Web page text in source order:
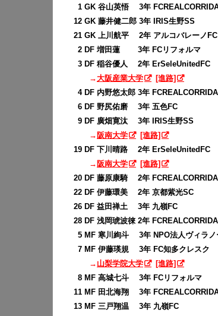
1 GK 谷山英悟 3年
12 GK 藤井健二郎 3年 IRIS生野SS
21 GK 上川航平 2年 アルコバレーノFC
2 DF 増田蓮 3年 FCリフォルマ
3 DF 稲谷優人 2年 ErSeleUnitedFC
→大阪産業大学
[進路]
4 DF 内野悠太郎 3年 FCREALCORRIDA
6 DF 野尻佑磨 3年 五色FC
9 DF 廣畑寛汰 3年 IRIS生野SS
→阪南大学
[進路]
19 DF 下川晴路 2年 ErSeleUnitedFC
→阪南大学
[進路]
20 DF 藤原康騎 2年 FCREALCORRIDA
22 DF 伊藤環美 2年 京都紫光SC
26 DF 益田禅土 3年 九嶺FC
28 DF 浅岡琥波徠 2年 FCREALCORRIDA
5 MF 寒川絢斗 3年 NPO法人ヴィラノ
7 MF 伊藤瑛規 3年 FC知多クレスク
→ 山梨学院大学
[進路]
8 MF 高城七斗 3年 FCリフォルマ
11 MF 田北海翔 3年
13 MF 三戸翔温 3年 九嶺FC